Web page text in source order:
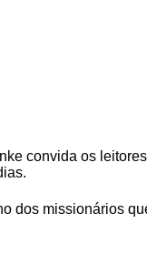
convida os
dos missionários